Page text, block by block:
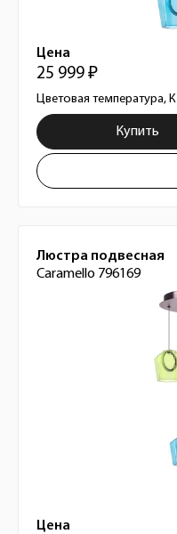
Цена
25 999 ₽
Цветовая температура, К
Купить
Люстра подвесная
Caramello 796169
Цена